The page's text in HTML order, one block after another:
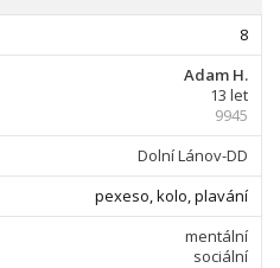
8
Adam H.
13 let
9945
Dolní Lánov-DD
pexeso, kolo, plavání
mentální
sociální